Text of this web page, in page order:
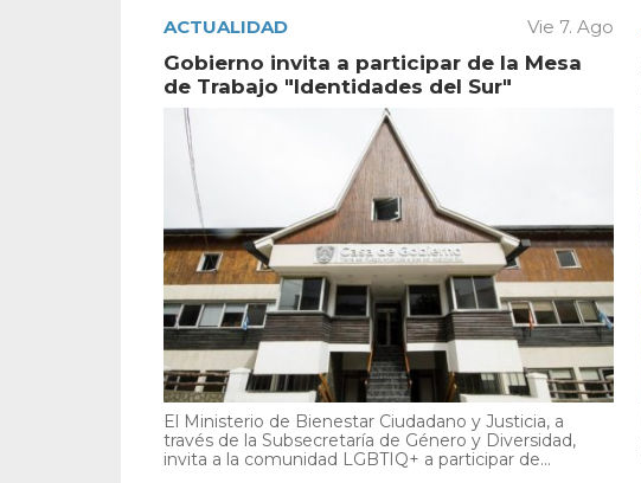
ACTUALIDAD Vie 7. Ago
Gobierno invita a participar de la Mesa
de Trabajo "Identidades del Sur"
El Ministerio de Bienestar Ciudadano y Justicia, a
través de la Subsecretaría de Género y Diversidad,
invita a la comunidad LGBTIQ+ a participar de...